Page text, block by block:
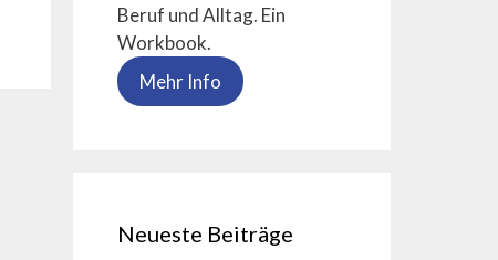
Beruf und Alltag. Ein
Workbook.
Mehr Info
Neueste Beiträge